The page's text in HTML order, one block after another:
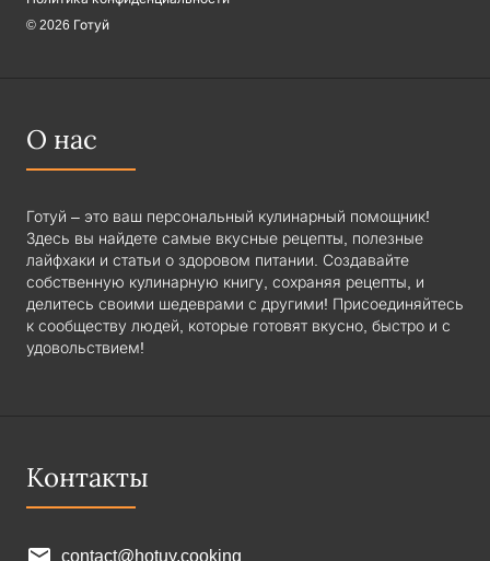
© 2026 Готуй
О нас
Готуй – это ваш персональный кулинарный помощник!
Здесь вы найдете самые вкусные рецепты, полезные
лайфхаки и статьи о здоровом питании. Создавайте
собственную кулинарную книгу, сохраняя рецепты, и
делитесь своими шедеврами с другими! Присоединяйтесь
к сообществу людей, которые готовят вкусно, быстро и с
удовольствием!
Контакты
contact@hotuy.cooking